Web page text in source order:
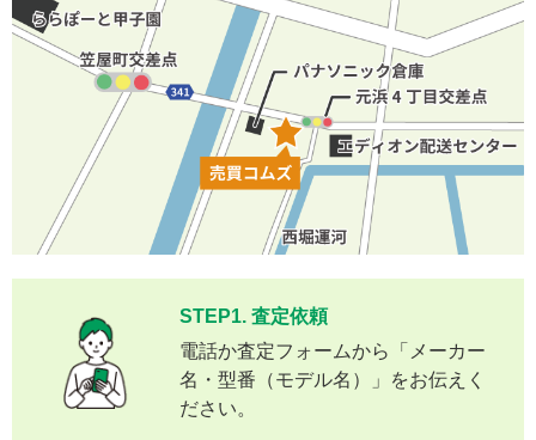
STEP1. 査定依頼
電話か査定フォームから「メーカー
名・型番（モデル名）」をお伝えく
ださい。